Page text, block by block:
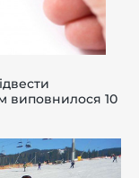
виповнилося 10